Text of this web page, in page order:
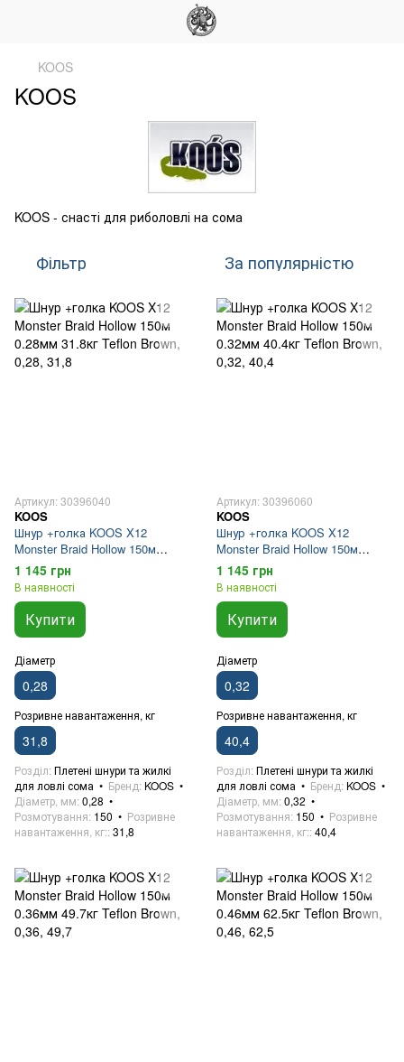
KOOS
KOOS
KOOS - снасті для риболовлі на сома
Фільтр За популярністю
Артикул: 30396040
KOOS
Шнур +голка KOOS X12
Monster Braid Hollow 150м
0.28мм 31.8кг Teflon Brown
1 145 грн
В наявності
Купити
Діаметр
0,28
Розривне навантаження, кг
31,8
Розділ Плетені шнури та жилкі
для ловлі сома
Бренд KOOS
Діаметр, мм 0,28
Розмотування 150
Розривне
навантаження, кг: 31,8
Артикул: 30396060
KOOS
Шнур +голка KOOS X12
Monster Braid Hollow 150м
0.32мм 40.4кг Teflon Brown
1 145 грн
В наявності
Купити
Діаметр
0,32
Розривне навантаження, кг
40,4
Розділ Плетені шнури та жилкі
для ловлі сома
Бренд KOOS
Діаметр, мм 0,32
Розмотування 150
Розривне
навантаження, кг: 40,4